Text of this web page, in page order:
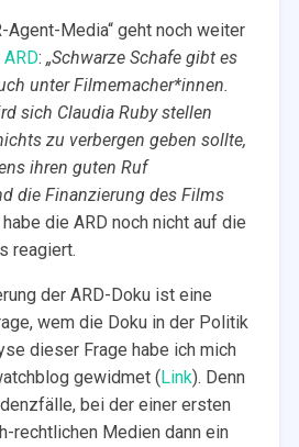
Agent-Media“ geht noch weiter
: „Schwarze Schafe gibt es
unter Filmemacher*innen.
sich Claudia Ruby stellen
zu verbergen geben sollte,
ihren guten Ruf
die Finanzierung des Films
die ARD noch nicht auf die
reagiert.
der ARD-Doku ist eine
wem die Doku in der Politik
dieser Frage habe ich mich
gewidmet (Link). Denn
bei der einer ersten
rechtlichen Medien dann ein